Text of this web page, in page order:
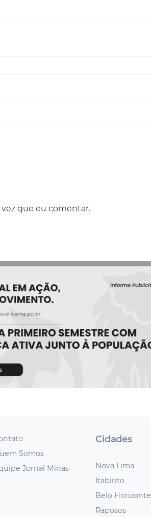
que eu comentar.
Somos
Jornal Minas
Cidades
Nova Lima
Itabirito
Belo Horizonte
Raposos